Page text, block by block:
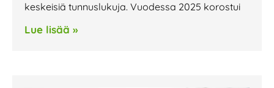
keskeisiä tunnuslukuja. Vuodessa 2025 korostui
Lue lisää »